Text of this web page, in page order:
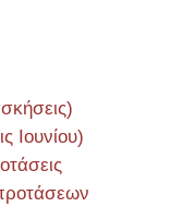
Ιουνίου)